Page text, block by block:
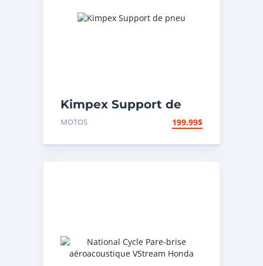
Kimpex Support de
pneu
MOTOS 199.99$